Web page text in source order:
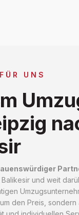
UNS
und weit
den Preis, sondern